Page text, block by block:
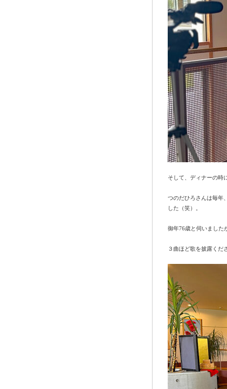
そして、ディナーの時
つのだひろさんは毎年
した（笑）。
御年76歳と伺いました
３曲ほど歌を披露くだ